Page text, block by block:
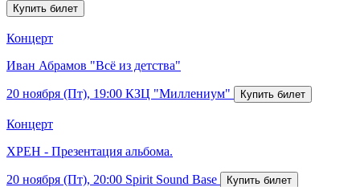
Концерт
Иван Абрамов "Всё из детства"
20 ноября (Пт), 19:00 КЗЦ "Миллениум"
Концерт
ХРЕН - Презентация альбома.
20 ноября (Пт), 20:00 Spirit Sound Base